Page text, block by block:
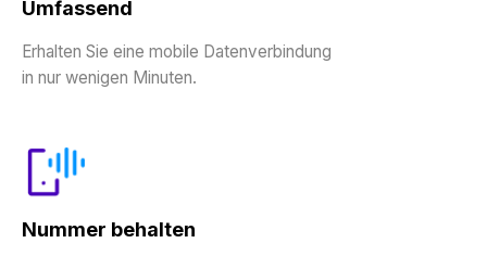
Umfassend
Erhalten Sie eine mobile Datenverbindung
in nur wenigen Minuten.
Nummer behalten